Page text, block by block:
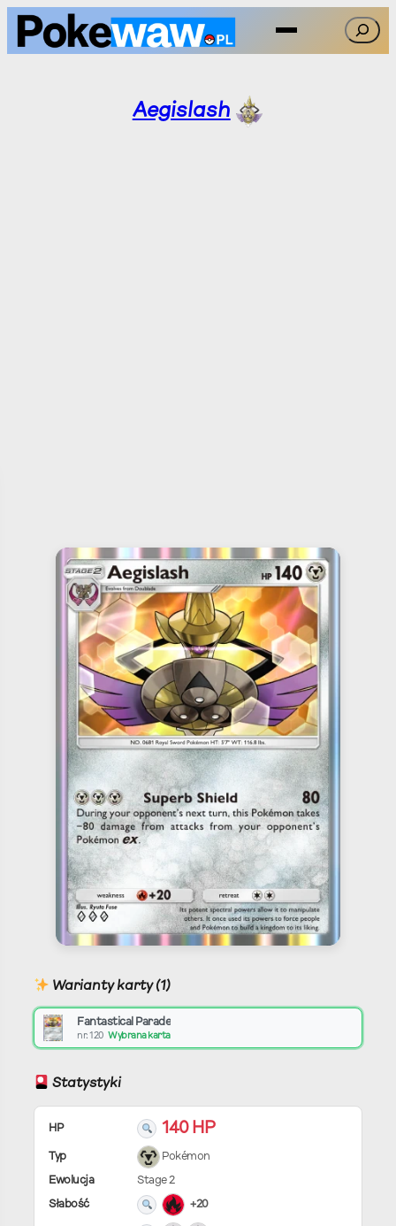
Przejdź
Szukaj
Aegislash
Warianty karty (1)
Fantastical Parade
nr. 120 Wybrana karta
Statystyki
HP 140 HP
Typ Pokémon
Ewolucja Stage 2
Słabość +20